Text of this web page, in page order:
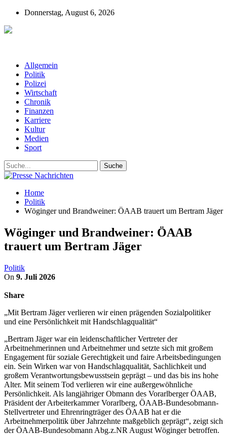
Donnerstag, August 6, 2026
Allgemein
Politik
Polizei
Wirtschaft
Chronik
Finanzen
Karriere
Kultur
Medien
Sport
Home
Politik
Wöginger und Brandweiner: ÖAAB trauert um Bertram Jäger
Wöginger und Brandweiner: ÖAAB
trauert um Bertram Jäger
Politik
On 9. Juli 2026
Share
„Mit Bertram Jäger verlieren wir einen prägenden Sozialpolitiker
und eine Persönlichkeit mit Handschlagqualität“
„Bertram Jäger war ein leidenschaftlicher Vertreter der
Arbeitnehmerinnen und Arbeitnehmer und setzte sich mit großem
Engagement für soziale Gerechtigkeit und faire Arbeitsbedingungen
ein. Sein Wirken war von Handschlagqualität, Sachlichkeit und
großem Verantwortungsbewusstsein geprägt – und das bis ins hohe
Alter. Mit seinem Tod verlieren wir eine außergewöhnliche
Persönlichkeit. Als langjähriger Obmann des Vorarlberger ÖAAB,
Präsident der Arbeiterkammer Vorarlberg, ÖAAB-Bundesobmann-
Stellvertreter und Ehrenringträger des ÖAAB hat er die
Arbeitnehmerpolitik über Jahrzehnte maßgeblich geprägt“, zeigt sich
der ÖAAB-Bundesobmann Abg.z.NR August Wöginger betroffen.